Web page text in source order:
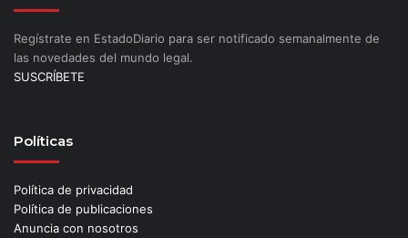
Regístrate en EstadoDiario para ser notificado semanalmente de
las novedades del mundo legal.
SUSCRÍBETE
Políticas
Política de privacidad
Política de publicaciones
Anuncia con nosotros